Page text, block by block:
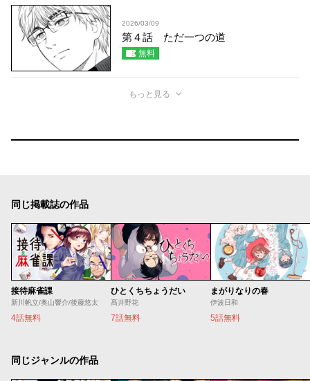
2026/03/09
第４話 ただ一つの道
無料
もっと見る
同じ掲載誌の作品
接待麻雀課
新川帆立/奥山響介/後藤悠太
4話無料
ひとくちちょうだい
髙井野花
7話無料
まがりなりの春
伊波日和
5話無料
同じジャンルの作品